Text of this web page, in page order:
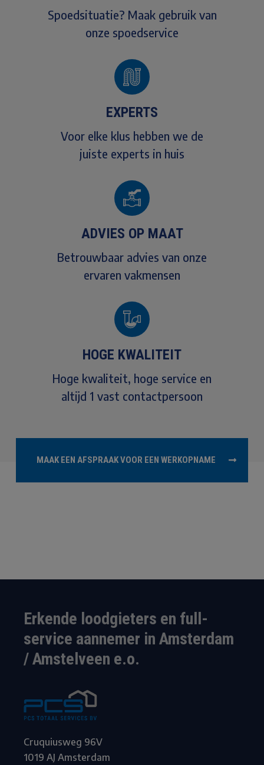
Spoedsituatie? Maak gebruik van
onze spoedservice
EXPERTS
Voor elke klus hebben we de
juiste experts in huis
ADVIES OP MAAT
Betrouwbaar advies van onze
ervaren vakmensen
HOGE KWALITEIT
Hoge kwaliteit, hoge service en
altijd 1 vast contactpersoon
MAAK EEN AFSPRAAK VOOR EEN WERKOPNAME
Erkende loodgieters en full-
service aannemer in Amsterdam
/ Amstelveen e.o.
Cruquiusweg 96V
1019 AJ Amsterdam